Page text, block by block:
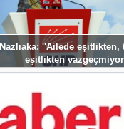
Nazlıaka: ''Ailede eşitlikten,
eşitlikten